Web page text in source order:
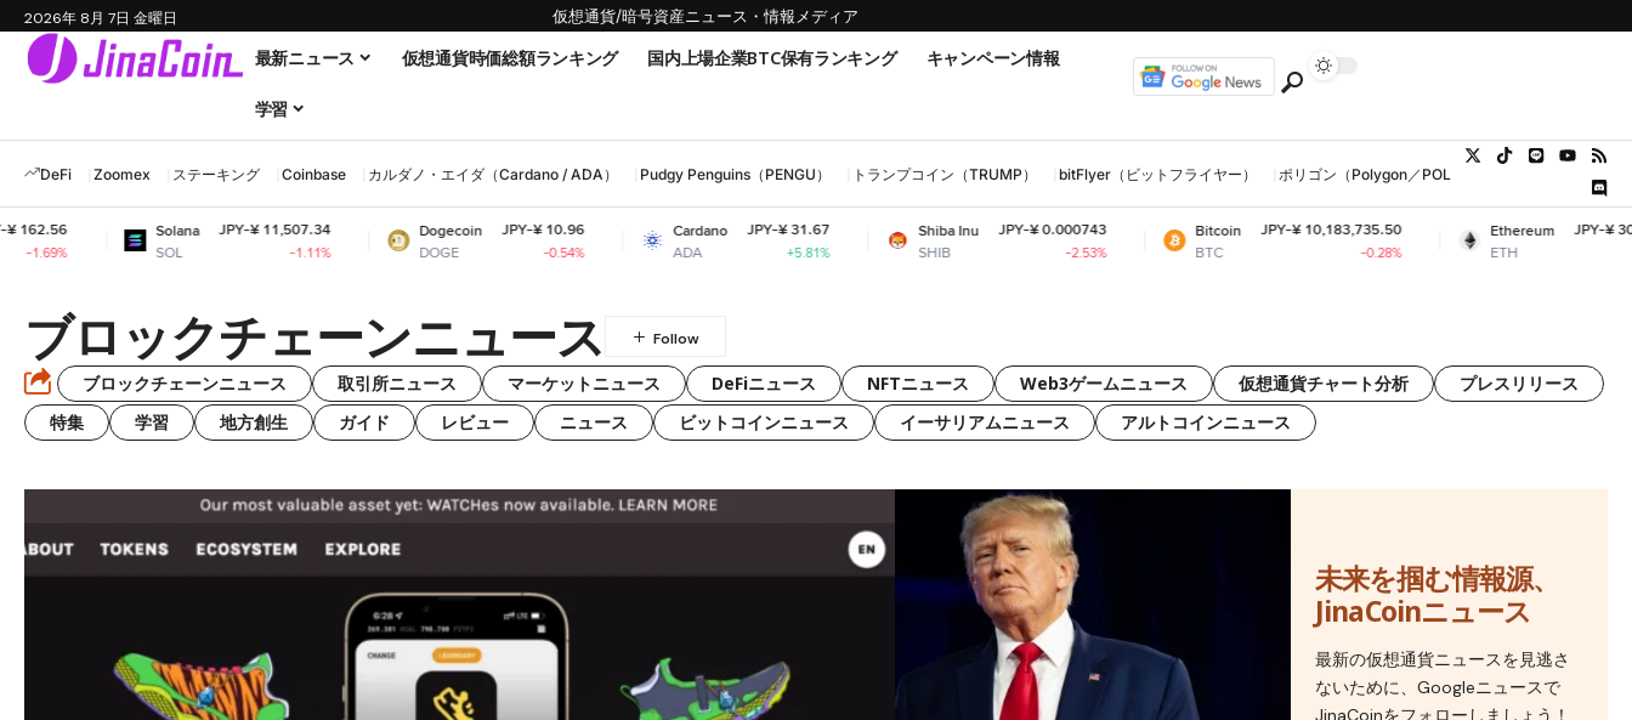
2026年 8月 7日 金曜日 仮想通貨/暗号資産ニュース・情報メディア
最新ニュース 仮想通貨時価総額ランキング 国内上場企業BTC保有ランキング キャンペーン情報
学習
DeFi Zoomex ステーキング Coinbase カルダノ・エイダ（Cardano / ADA） Pudgy Penguins（PENGU） トランプコイン（TRUMP） bitFlyer（ビットフライヤー） ポリゴン（Polygon／POL、MATIC）
Solana
SOL
JPY-¥ 11,507.34
Dogecoin
DOGE
JPY-¥ 10.96
Cardano
ADA
JPY-¥ 31.67
Shiba Inu
SHIB
JPY-¥ 0.000743
Bitcoin
BTC
JPY-¥ 10,183,735.50
Ethereum
ETH
JPY-¥
ブロックチェーンニュース
ブロックチェーンニュース 取引所ニュース マーケットニュース DeFiニュース NFTニュース Web3ゲームニュース 仮想通貨チャート分析
プレスリリース
特集
学習 地方創生 ガイド レビュー ニュース ビットコインニュース イーサリアムニュース アルトコインニュース
未来を掴む情報源、
JinaCoinニュース
最新の仮想通貨ニュースを見逃さ
ないために、Googleニュースで
JinaCoinをフォローしましょう！